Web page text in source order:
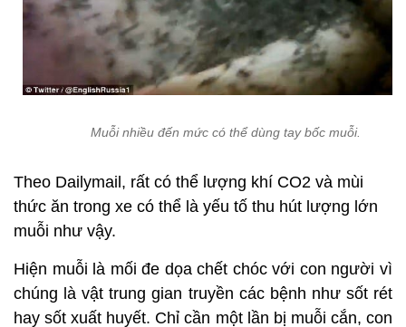
Muỗi nhiều đến mức có thể dùng tay bốc muỗi.
Theo Dailymail, rất có thể lượng khí CO2 và mùi
thức ăn trong xe có thể là yếu tố thu hút lượng lớn
muỗi như vậy.
Hiện muỗi là mối đe dọa chết chóc với con người vì
chúng là vật trung gian truyền các bệnh như sốt rét
hay sốt xuất huyết. Chỉ cần một lần bị muỗi cắn, con